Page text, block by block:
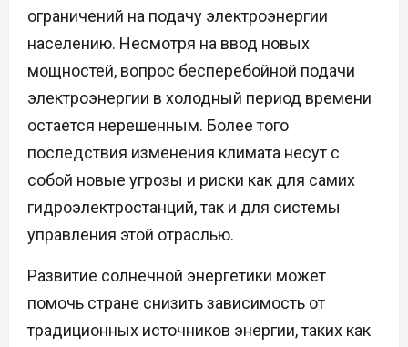
ограничений на подачу электроэнергии
населению. Несмотря на ввод новых
мощностей, вопрос бесперебойной подачи
электроэнергии в холодный период времени
остается нерешенным. Более того
последствия изменения климата несут с
собой новые угрозы и риски как для самих
гидроэлектростанций, так и для системы
управления этой отраслью.
Развитие солнечной энергетики может
помочь стране снизить зависимость от
традиционных источников энергии, таких как